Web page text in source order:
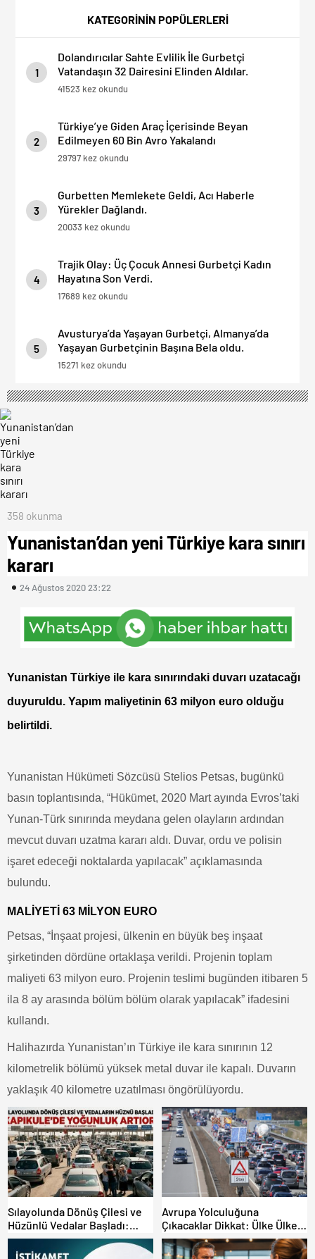
KATEGORİNİN POPÜLERLERİ
1
Dolandırıcılar Sahte Evlilik İle Gurbetçi
Vatandaşın 32 Dairesini Elinden Aldılar.
41523 kez okundu
2
Türkiye’ye Giden Araç İçerisinde Beyan
Edilmeyen 60 Bin Avro Yakalandı
29797 kez okundu
3
Gurbetten Memlekete Geldi, Acı Haberle
Yürekler Dağlandı.
20033 kez okundu
4
Trajik Olay: Üç Çocuk Annesi Gurbetçi Kadın
Hayatına Son Verdi.
17689 kez okundu
5
Avusturya’da Yaşayan Gurbetçi, Almanya’da
Yaşayan Gurbetçinin Başına Bela oldu.
15271 kez okundu
“Hesabınızı Mutlaka Kontrol
Dışına Çıkamıyor!
358 okunma
Yunanistan’dan yeni Türkiye kara sınırı
kararı
24 Ağustos 2020 23:22
Yunanistan Türkiye ile kara sınırındaki duvarı uzatacağı
duyuruldu. Yapım maliyetinin 63 milyon euro olduğu
belirtildi.
Yunanistan Hükümeti Sözcüsü Stelios Petsas, bugünkü
basın toplantısında, “Hükümet, 2020 Mart ayında Evros’taki
Yunan-Türk sınırında meydana gelen olayların ardından
mevcut duvarı uzatma kararı aldı. Duvar, ordu ve polisin
işaret edeceği noktalarda yapılacak” açıklamasında
bulundu.
MALİYETİ 63 MİLYON EURO
Petsas, “İnşaat projesi, ülkenin en büyük beş inşaat
şirketinden dördüne ortaklaşa verildi. Projenin toplam
maliyeti 63 milyon euro. Projenin teslimi bugünden itibaren 5
ila 8 ay arasında bölüm bölüm olarak yapılacak” ifadesini
kullandı.
Halihazırda Yunanistan’ın Türkiye ile kara sınırının 12
kilometrelik bölümü yüksek metal duvar ile kapalı. Duvarın
yaklaşık 40 kilometre uzatılması öngörülüyordu.
Sılayolunda Dönüş Çilesi ve
Hüzünlü Vedalar Başladı:
Kapıkule’de Yoğunluk Artıyor!
Avrupa Yolculuğuna
Çıkacaklar Dikkat: Ülke Ülke
Güncel Trafik Kuralları,
Avrupa Otoyol Hız Limitleri